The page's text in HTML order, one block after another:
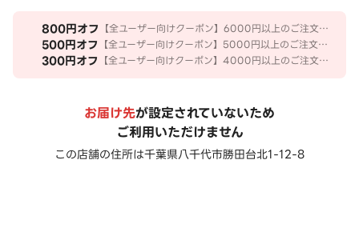
800円オフ 【全ユーザー向けクーポン】6000円以上のご注文で
800円OFF
500円オフ 【全ユーザー向けクーポン】5000円以上のご注文で
500円OFF
300円オフ 【全ユーザー向けクーポン】4000円以上のご注文で
お届け先が設定されていないため
ご利用いただけません
この店舗の住所は千葉県八千代市勝田台北1-12-8